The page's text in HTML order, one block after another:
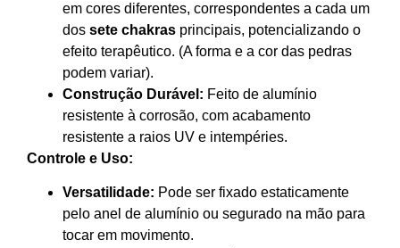
em cores diferentes, correspondentes a cada um
dos sete chakras principais, potencializando o
efeito terapêutico. (A forma e a cor das pedras
podem variar).
Construção Durável: Feito de alumínio
resistente à corrosão, com acabamento
resistente a raios UV e intempéries.
Controle e Uso:
Versatilidade: Pode ser fixado estaticamente
pelo anel de alumínio ou segurado na mão para
tocar em movimento.